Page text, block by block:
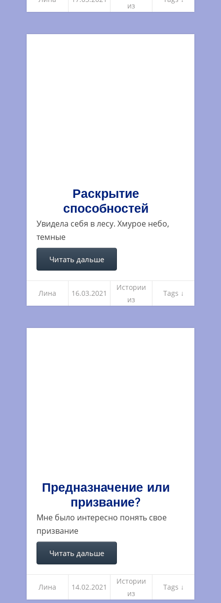
из
Раскрытие
способностей
Увидела себя в лесу. Хмурое небо,
темные
Читать дальше
Лина 16.03.2021
Истории
из
Tags ↓
Предназначение или
призвание?
Мне было интересно понять свое
призвание
Читать дальше
Лина 14.02.2021
Истории
из
Tags ↓